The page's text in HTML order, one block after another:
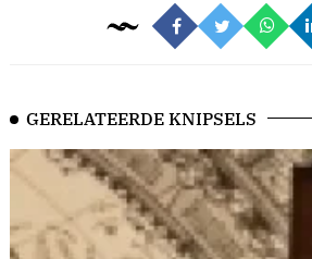
GERELATEERDE KNIPSELS